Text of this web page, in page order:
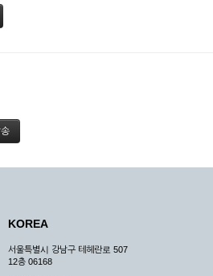
KOREA
서울특별시 강남구 테헤란로 507
12층 06168